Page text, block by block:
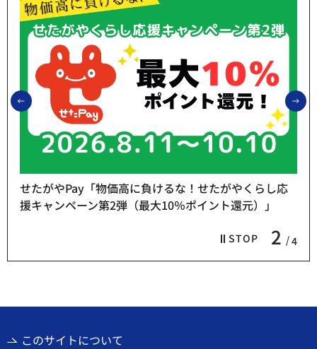
前のスライドを表示
STOP 2 4
せたがやPay「物価高に負けるな！せたがやくらし応
援キャンペーン第2弾（最大10％ポイント還元）」
このサイトについて